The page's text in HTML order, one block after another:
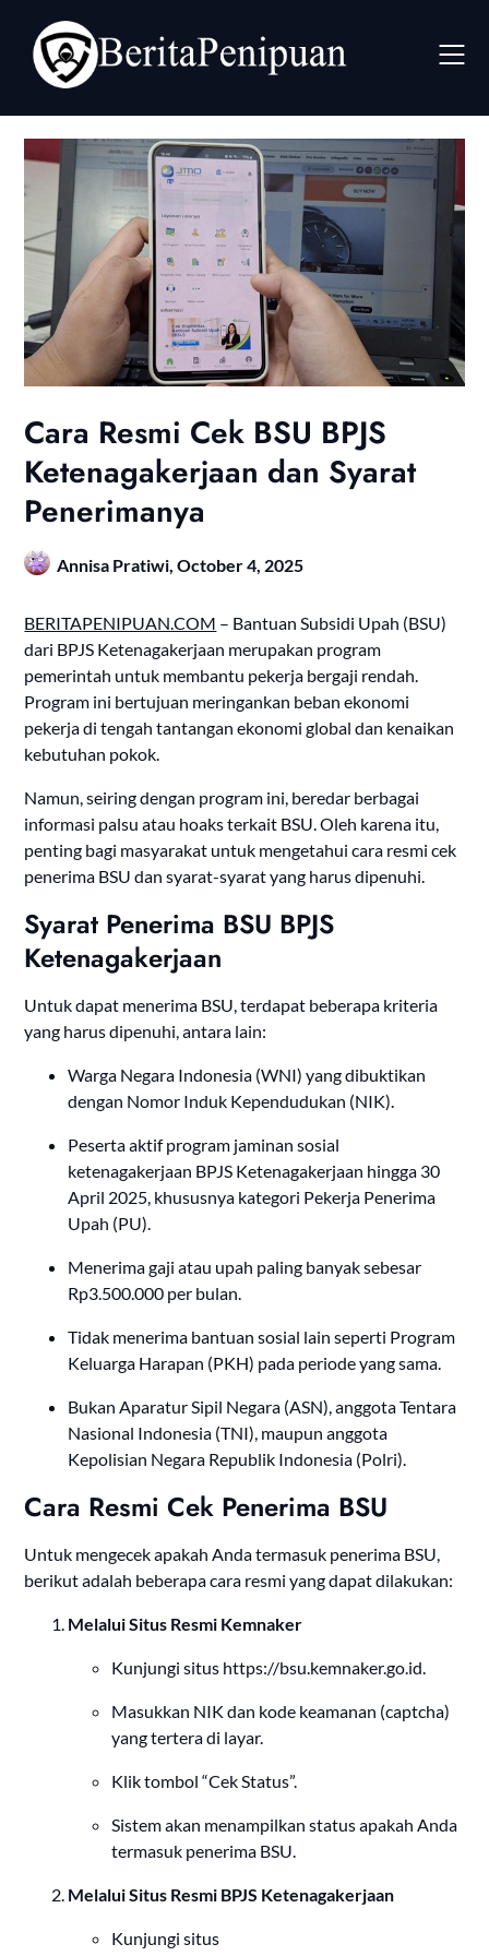
content
Cara Resmi Cek BSU BPJS
Ketenagakerjaan dan Syarat
Penerimanya
Annisa Pratiwi,October 4, 2025
BERITAPENIPUAN.COM – Bantuan Subsidi Upah (BSU)
dari BPJS Ketenagakerjaan merupakan program
pemerintah untuk membantu pekerja bergaji rendah.
Program ini bertujuan meringankan beban ekonomi
pekerja di tengah tantangan ekonomi global dan kenaikan
kebutuhan pokok.
Namun, seiring dengan program ini, beredar berbagai
informasi palsu atau hoaks terkait BSU. Oleh karena itu,
penting bagi masyarakat untuk mengetahui cara resmi cek
penerima BSU dan syarat-syarat yang harus dipenuhi.
Syarat Penerima BSU BPJS
Ketenagakerjaan
Untuk dapat menerima BSU, terdapat beberapa kriteria
yang harus dipenuhi, antara lain:
Warga Negara Indonesia (WNI) yang dibuktikan
dengan Nomor Induk Kependudukan (NIK).
Peserta aktif program jaminan sosial
ketenagakerjaan BPJS Ketenagakerjaan hingga 30
April 2025, khususnya kategori Pekerja Penerima
Upah (PU).
Menerima gaji atau upah paling banyak sebesar
Rp3.500.000 per bulan.
Tidak menerima bantuan sosial lain seperti Program
Keluarga Harapan (PKH) pada periode yang sama.
Bukan Aparatur Sipil Negara (ASN), anggota Tentara
Nasional Indonesia (TNI), maupun anggota
Kepolisian Negara Republik Indonesia (Polri).
Cara Resmi Cek Penerima BSU
Untuk mengecek apakah Anda termasuk penerima BSU,
berikut adalah beberapa cara resmi yang dapat dilakukan:
Melalui Situs Resmi Kemnaker
Kunjungi situs https://bsu.kemnaker.go.id.
Masukkan NIK dan kode keamanan (captcha)
yang tertera di layar.
Klik tombol “Cek Status”.
Sistem akan menampilkan status apakah Anda
termasuk penerima BSU.
Melalui Situs Resmi BPJS Ketenagakerjaan
Kunjungi situs